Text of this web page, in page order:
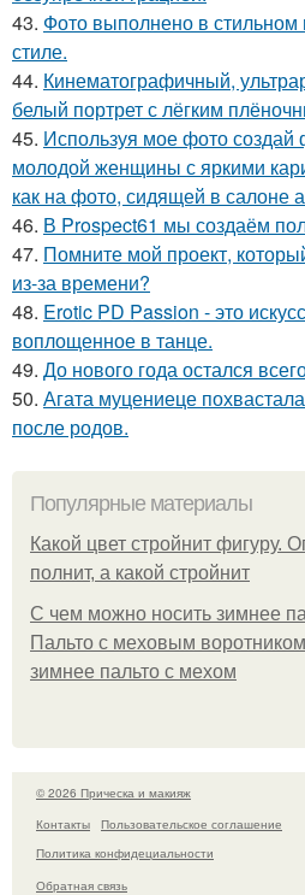
43. Фото выполнено в
стиле.
44. Кинематографичный,
белый портрет с лёгким
45. Используя мое фото создай
молодой женщины с яркими
как на фото, сидящей в салоне
46. В Prospect61 мы создаём
47. Помните мой проект,
из-за времени?
48. Erotic PD Passion - это
воплощенное в танце.
49. До нового года остался
50. Агата муцениеце
после родов.
Популярные материалы
Какой цвет стройнит фигуру.
полнит, а какой стройнит
C чем можно носить зимнее
Пальто с меховым
зимнее пальто с мехом
© 2026 Прическа и макияж
Контакты
Пользовательское соглашение
Политика конфидециальности
Обратная связь